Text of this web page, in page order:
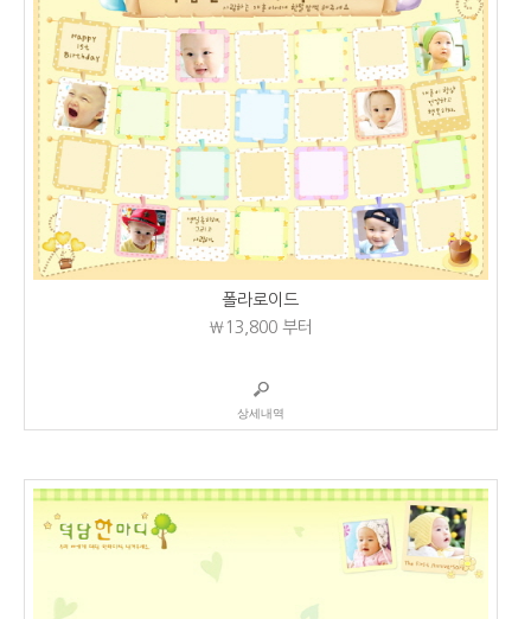
폴라로이드
₩13,800부터
상세내역